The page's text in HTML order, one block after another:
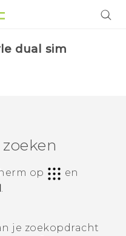
dual sim‎
op
en
je zoekopdracht